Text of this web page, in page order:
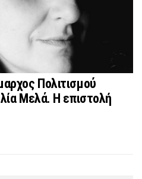
Πολιτισμού
Μελά. Η επιστολή